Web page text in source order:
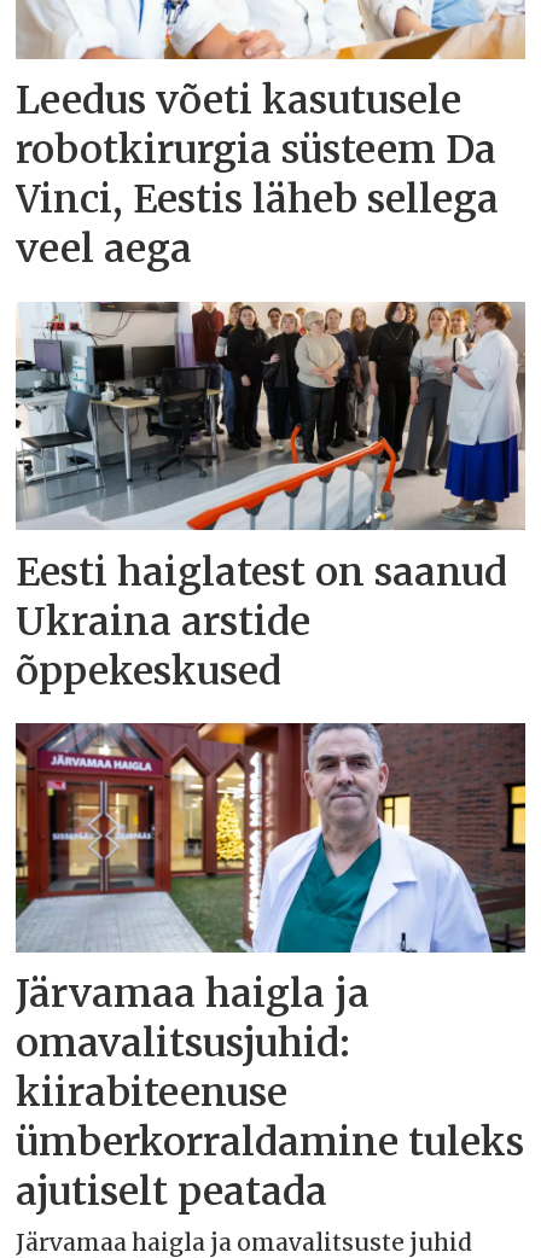
Leedus võeti kasutusele
robotkirurgia süsteem Da
Vinci, Eestis läheb sellega
veel aega
Eesti haiglatest on saanud
Ukraina arstide
õppekeskused
Järvamaa haigla ja
omavalitsusjuhid:
kiirabiteenuse
ümberkorraldamine tuleks
ajutiselt peatada
Järvamaa haigla ja omavalitsuste juhid